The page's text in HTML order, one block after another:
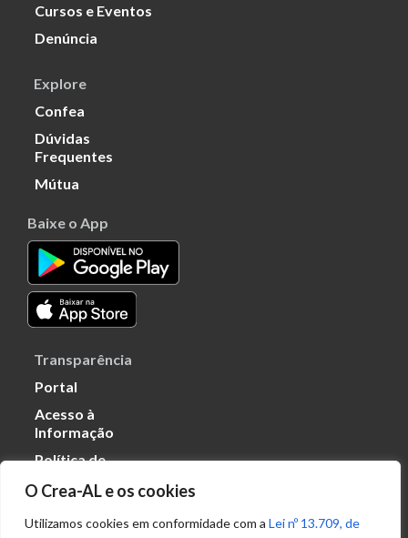
O Crea-AL e os cookies
Utilizamos cookies em conformidade com a Lei nº 13.709, de
Cursos e Eventos
Denúncia
Explore
Confea
Dúvidas
Frequentes
Mútua
Baixe o App
Transparência
Portal
Acesso à
Informação
Política de
Dados